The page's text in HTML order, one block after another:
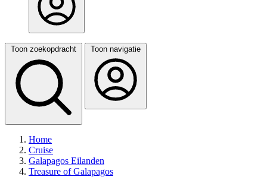
Toon zoekopdracht Toon navigatie
Home
Cruise
Galapagos Eilanden
Treasure of Galapagos